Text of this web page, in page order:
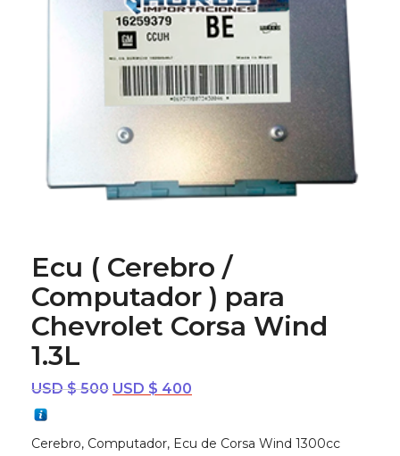
Ecu ( Cerebro /
Computador ) para
Chevrolet Corsa Wind
1.3L
USD $500 El
era:
USD $ 400
es:
Cerebro, Computador, Ecu de Corsa Wind 1300cc